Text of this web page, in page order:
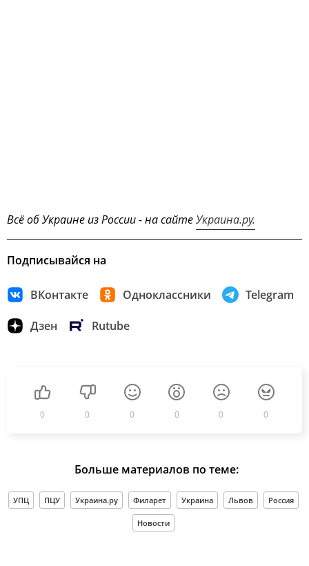
Всё об Украине из России - на сайтеУкраина.ру.
Подписывайся на
ВКонтакте Одноклассники Telegram
Дзен Rutube
0 0 0 0 0 0
Больше материалов по теме:
УПЦ ПЦУ Украина.ру Филарет Украина Львов Россия
Новости